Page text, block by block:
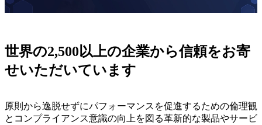
世界の2,500以上の企業から信頼をお寄
せいただいています
原則から逸脱せずにパフォーマンスを促進するための倫理観
とコンプライアンス意識の向上を図る革新的な製品やサービ